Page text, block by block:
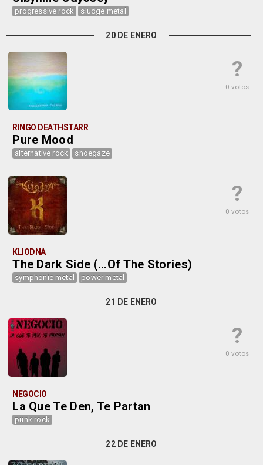
progressive rock sludge metal
20 DE ENERO
?
0 votos
RINGO DEATHSTARR
Pure Mood
alternative rock shoegaze
?
0 votos
KLIODNA
The Dark Side (...Of The Stories)
symphonic metal power metal
21 DE ENERO
?
0 votos
NEGOCIO
La Que Te Den, Te Partan
punk rock
22 DE ENERO